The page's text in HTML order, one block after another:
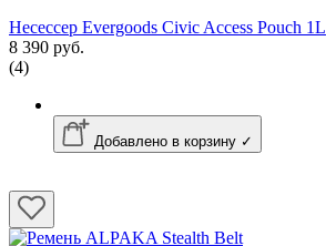
Несессер Evergoods Civic Access Pouch 1L
8 390 руб.
(4)
Добавлено в корзину ✓